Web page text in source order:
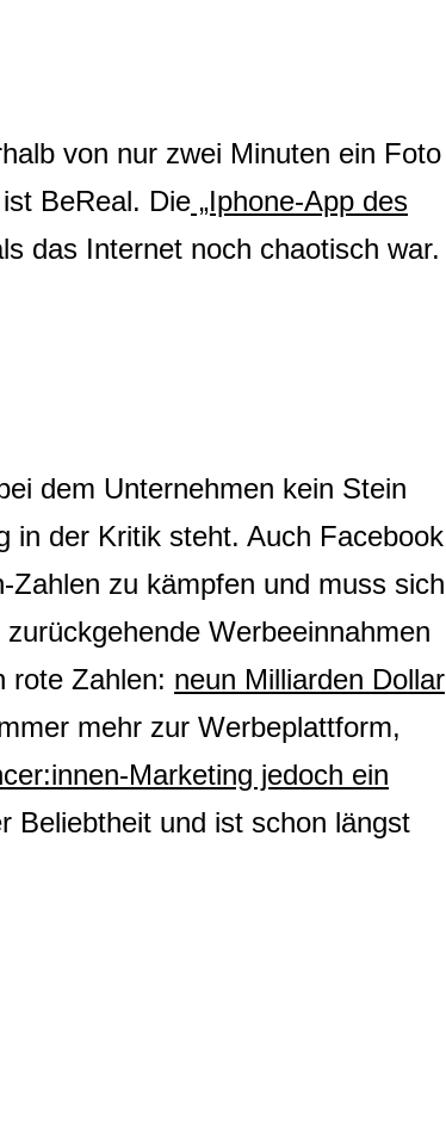
von nur zwei Minuten ein Foto
BeReal. Die „Iphone-App des
das Internet noch chaotisch war.
dem Unternehmen kein Stein
in der Kritik steht. Auch Facebook
zu kämpfen und muss sich
Werbeeinnahmen
rote Zahlen: neun Milliarden Dollar
mehr zur Werbeplattform,
Marketing jedoch ein
Beliebtheit und ist schon längst